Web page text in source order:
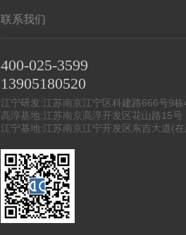
联系我们
400-025-3599
13905180520
江宁研发:江苏南京江宁区科建路666号9栋
高淳基地:江苏南京高淳开发区花山路15号
江宁基地:江苏南京江宁开发区东吉大道(